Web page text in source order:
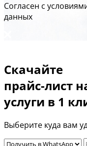
Cогласен с
данных
Скачайте
прайс-лист
услуги в 1
Выберите куда вам